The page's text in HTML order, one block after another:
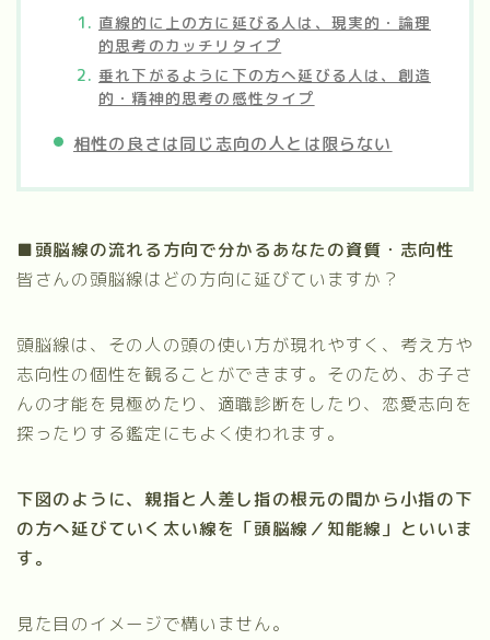
直線的に上の方に延びる人は、現実的・論理
的思考のカッチリタイプ
垂れ下がるように下の方へ延びる人は、創造
的・精神的思考の感性タイプ
相性の良さは同じ志向の人とは限らない
■頭脳線の流れる方向で分かるあなたの資質・志向性
皆さんの頭脳線はどの方向に延びていますか？
頭脳線は、その人の頭の使い方が現れやすく、考え方や
志向性の個性を観ることができます。そのため、お子さ
んの才能を見極めたり、適職診断をしたり、恋愛志向を
探ったりする鑑定にもよく使われます。
下図のように、親指と人差し指の根元の間から小指の下
の方へ延びていく太い線を「頭脳線／知能線」といいま
す。
見た目のイメージで構いません。